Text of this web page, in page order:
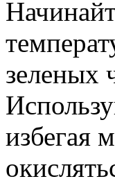
зеленых
избегая